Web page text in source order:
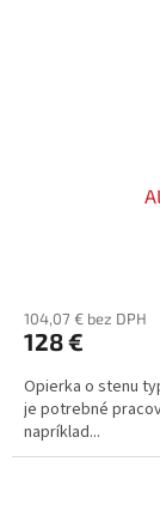
104,07 € bez DPH
128 €
Opierka o stenu
je potrebné
napríklad...